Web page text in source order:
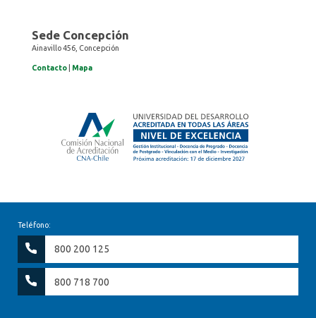
Sede Concepción
Ainavillo 456, Concepción
Contacto Mapa
Teléfono:
800 200 125
800 718 700